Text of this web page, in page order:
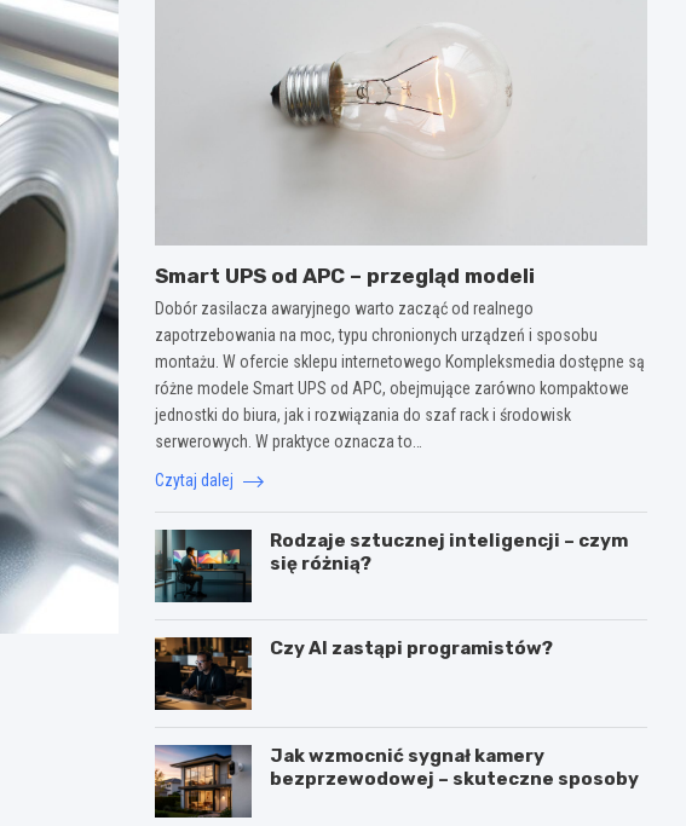
Smart UPS od APC – przegląd modeli
Dobór zasilacza awaryjnego warto zacząć od realnego
zapotrzebowania na moc, typu chronionych urządzeń i sposobu
montażu. W ofercie sklepu internetowego Kompleksmedia dostępne są
różne modele Smart UPS od APC, obejmujące zarówno kompaktowe
jednostki do biura, jak i rozwiązania do szaf rack i środowisk
serwerowych. W praktyce oznacza to…
Czytaj dalej
Rodzaje sztucznej inteligencji – czym
się różnią?
Czy AI zastąpi programistów?
Jak wzmocnić sygnał kamery
bezprzewodowej – skuteczne sposoby